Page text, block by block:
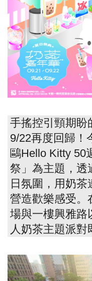
手搖控引頸期盼
9/22再度回歸！
鷗Hello Kitty 50
祭」為主題，透
日氛圍，用奶
營造歡樂感受。
場與一樓興雅路
人奶茶主題派對